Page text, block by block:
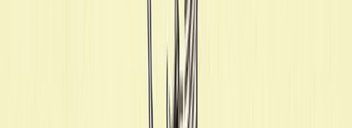
στην Ελλάδα με τη μικρασιατική καταστροφή. Θεωρείται ένας από
τους κυριότερους εκπροσώπους της «γενιάς του '30» στη
Κοινωνικό
Η γνώμη των ακροατών